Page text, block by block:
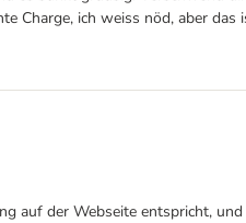
Charge, ich weiss nöd, aber
auf der Webseite entspricht,